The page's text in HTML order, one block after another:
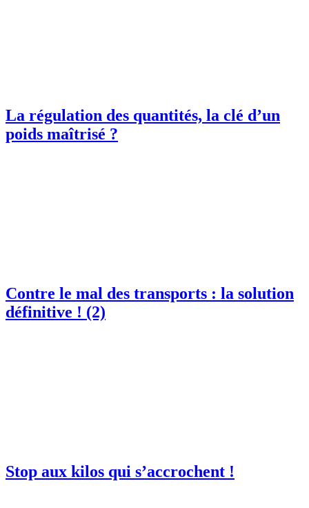
La régulation des quantités, la clé d’un
poids maîtrisé ?
Contre le mal des transports : la solution
définitive ! (2)
Stop aux kilos qui s’accrochent !